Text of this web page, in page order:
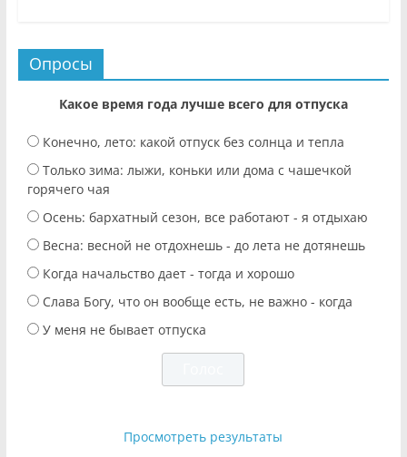
Опросы
Какое время года лучше всего для отпуска
Конечно, лето: какой отпуск без солнца и тепла
Только зима: лыжи, коньки или дома с чашечкой
горячего чая
Осень: бархатный сезон, все работают - я отдыхаю
Весна: весной не отдохнешь - до лета не дотянешь
Когда начальство дает - тогда и хорошо
Слава Богу, что он вообще есть, не важно - когда
У меня не бывает отпуска
Просмотреть результаты